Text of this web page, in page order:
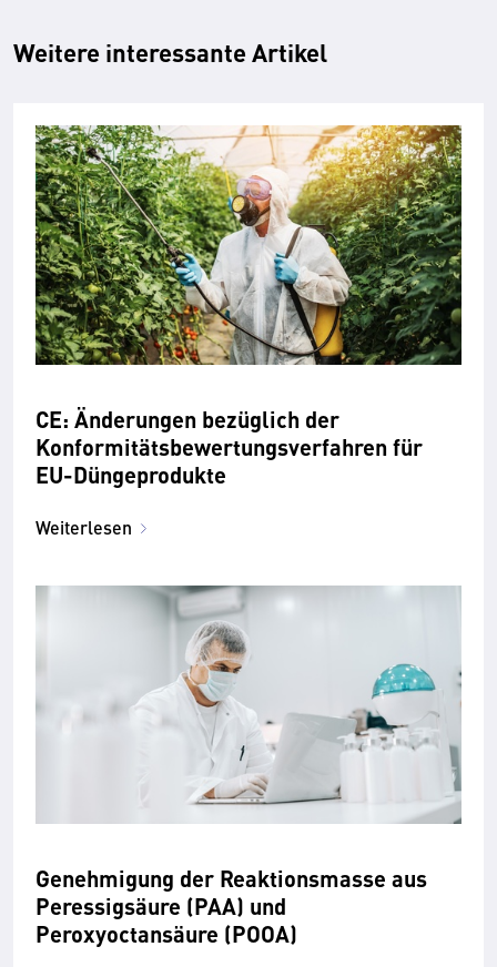
Weitere interessante Artikel
CE: Änderungen bezüglich der
Konformitätsbewertungsverfahren für
EU-Düngeprodukte
Weiterlesen
Genehmigung der Reaktionsmasse aus
Peressigsäure (PAA) und
Peroxyoctansäure (POOA)